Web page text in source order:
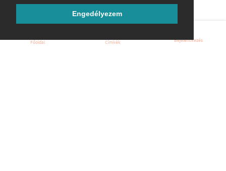
Engedélyezem
Főoldal Címkék Bejelentkezés